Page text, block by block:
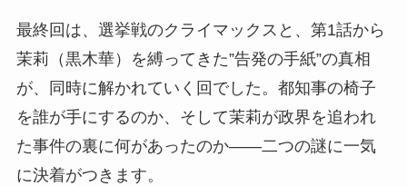
最終回は、選挙戦のクライマックスと、第1話から
茉莉（黒木華）を縛ってきた”告発の手紙”の真相
が、同時に解かれていく回でした。都知事の椅子
を誰が手にするのか、そして茉莉が政界を追われ
た事件の裏に何があったのか——二つの謎に一気
に決着がつきます。